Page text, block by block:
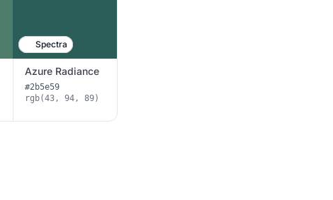
Spectra
Azure Radiance
#2b5e59
rgb(43, 94, 89)